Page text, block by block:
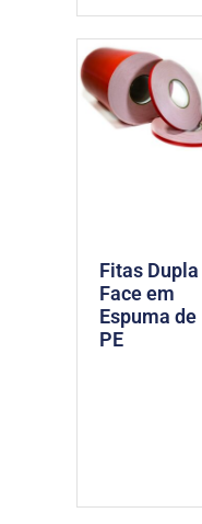
Fitas Dupla
Face em
Espuma de
PE